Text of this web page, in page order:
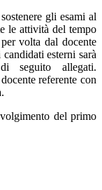
gli esami al
le attività del tempo
volta dal docente
esterni sarà
seguito allegati.
referente con
del primo